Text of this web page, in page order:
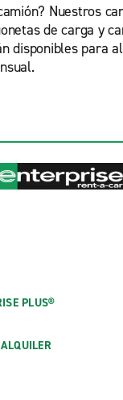
Nuestros
de carga y
disponibles para
PLUS®